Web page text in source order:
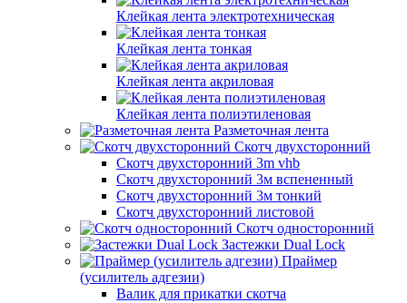
Клейкая лента электротехническая
Клейкая лента тонкая
Клейкая лента акриловая
Клейкая лента полиэтиленовая
Разметочная лента
Скотч двухсторонний
Скотч двухсторонний 3m vhb
Скотч двухсторонний 3м вспененный
Скотч двухсторонний 3м тонкий
Скотч двухсторонний листовой
Скотч односторонний
Застежки Dual Lock
Праймер
(усилитель адгезии)
Валик для прикатки скотча